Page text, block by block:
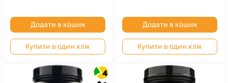
Додати в кошик
Купити в один клік
Додати в кошик
Купити в один клік
4